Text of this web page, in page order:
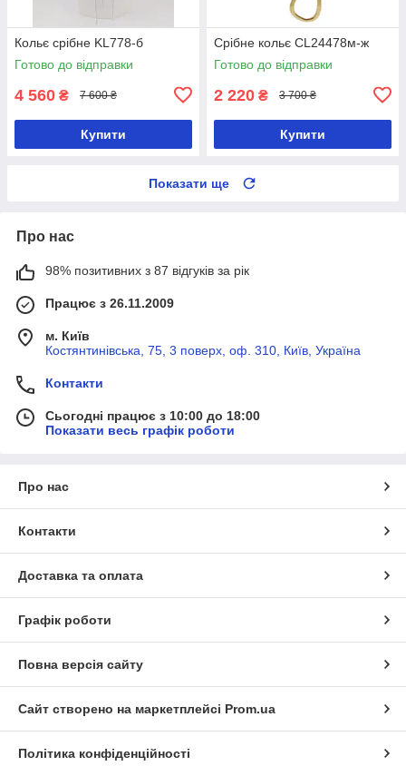
Кольє срібне KL778-б
Готово до відправки
4 560 ₴ 7 600 ₴
Купити
Срібне кольє CL24478м-ж
Готово до відправки
2 220 ₴ 3 700 ₴
Купити
Показати ще
Про нас
98% позитивних з 87 відгуків за рік
Працює з 26.11.2009
м. Київ
Костянтинівська, 75, 3 поверх, оф. 310, Київ, Україна
Контакти
Сьогодні працює з 10:00 до 18:00
Показати весь графік роботи
Про нас
Контакти
Доставка та оплата
Графік роботи
Повна версія сайту
Сайт створено на маркетплейсі Prom.ua
Політика конфіденційності